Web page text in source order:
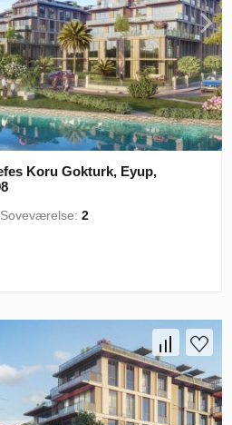
Koru Gokturk, Eyup,
Soveværelse:2